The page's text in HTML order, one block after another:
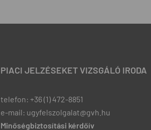
PIACI JELZÉSEKET VIZSGÁLÓ IRODA
telefon: +36 (1) 472-8851
e-mail: ugyfelszolgalat@gvh.hu
Minőségbiztosítási kérdőív